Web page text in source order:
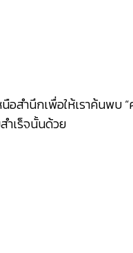
กเพื่อให้เราค้นพบ “ค
ำเร็จนั้นด้วย